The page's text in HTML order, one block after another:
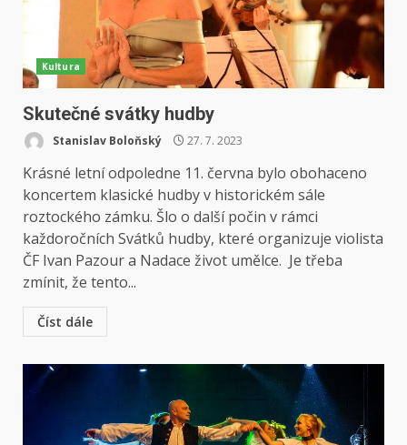
Kultura
Skutečné svátky hudby
Stanislav Boloňský 27. 7. 2023
Krásné letní odpoledne 11. června bylo obohaceno
koncertem klasické hudby v historickém sále
roztockého zámku. Šlo o další počin v rámci
každoročních Svátků hudby, které organizuje violista
ČF Ivan Pazour a Nadace život umělce. Je třeba
zmínit, že tento...
Číst dále